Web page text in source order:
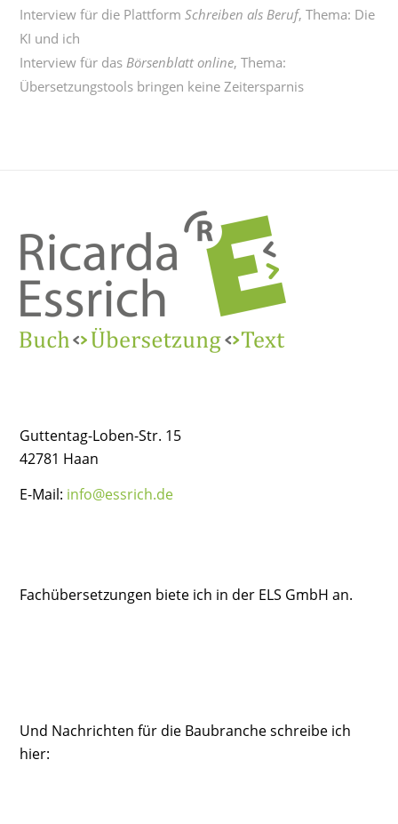
Interview für die PlattformSchreiben als Beruf, Thema: Die
KI und ich
Interview für das Börsenblatt online, Thema:
Übersetzungstools bringen keine Zeitersparnis
Guttentag-Loben-Str. 15
42781 Haan
E-Mail: info@essrich.de
Fachübersetzungen biete ich in der ELS GmbH an.
Und Nachrichten für die Baubranche schreibe ich
hier: